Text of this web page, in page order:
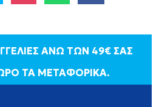
ΑΝΩ ΤΩΝ 49€ ΣΑΣ
ΤΑ ΜΕΤΑΦΟΡΙΚΑ.